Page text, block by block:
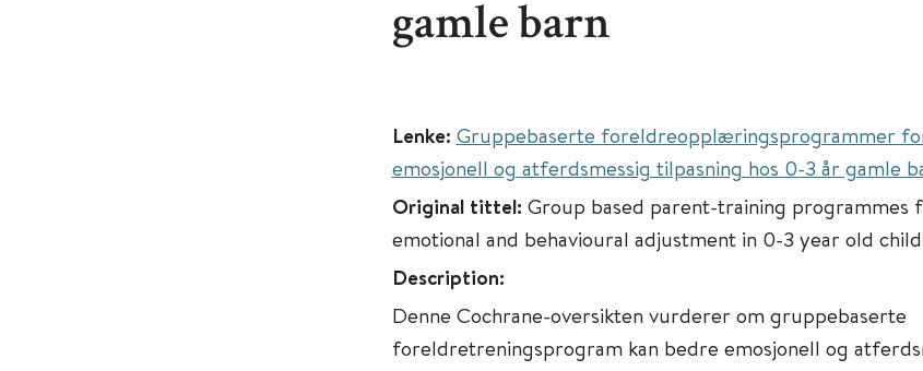
gamle barn
Lenke: Gruppebaserte foreldreopplæringsprogrammer
emosjonell og atferdsmessig tilpasning hos 0-3 år gamle
Original tittel: Group based parent-training programmes
emotional and behavioural adjustment in 0-3 year old
Description:
Denne Cochrane-oversikten vurderer om gruppebaserte
foreldretreningsprogram kan bedre emosjonell og